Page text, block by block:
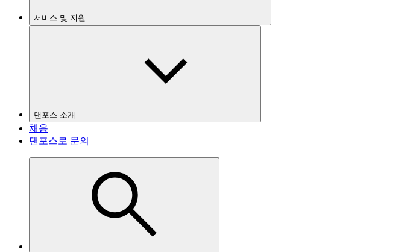
서비스 및 지원
댄포스 소개
채용
댄포스로 문의